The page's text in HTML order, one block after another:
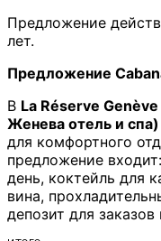
Предложение
лет.
Предложение
В La Réserve
Женева отель и спа)
для комфортного
предложение
день, коктейль для
вина,
депозит для заказов